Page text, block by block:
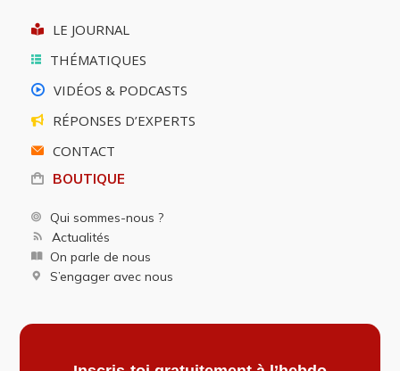
LE JOURNAL
THÉMATIQUES
VIDÉOS & PODCASTS
RÉPONSES D’EXPERTS
CONTACT
BOUTIQUE
Qui sommes-nous ?
Actualités
On parle de nous
S’engager avec nous